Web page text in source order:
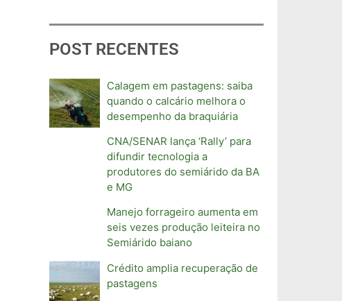
POST RECENTES
Calagem em pastagens: saiba
quando o calcário melhora o
desempenho da braquiária
CNA/SENAR lança ‘Rally’ para
difundir tecnologia a
produtores do semiárido da BA
e MG
Manejo forrageiro aumenta em
seis vezes produção leiteira no
Semiárido baiano
Crédito amplia recuperação de
pastagens